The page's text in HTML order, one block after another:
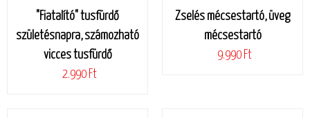
"Fiatalító" tusfürdő
születésnapra, számozható
vicces tusfürdő
2.990 Ft
Zselés mécsestartó, üveg
mécsestartó
9.990 Ft